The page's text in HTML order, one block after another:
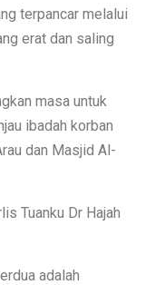
terpancar melalui
erat dan saling
masa untuk
ibadah korban
dan Masjid Al-
Tuanku Dr Hajah
adalah